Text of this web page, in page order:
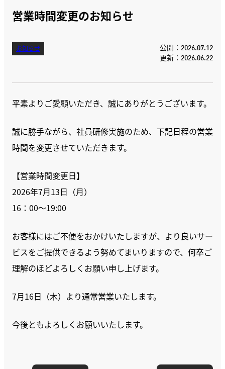
営業時間変更のお知らせ
お知らせ
公開：2026.07.12
更新：2026.06.22
平素よりご愛顧いただき、誠にありがとうございます。
誠に勝手ながら、社員研修実施のため、下記日程の営業
時間を変更させていただきます。
【営業時間変更日】
2026年7月13日（月）
16：00～19:00
お客様にはご不便をおかけいたしますが、より良いサー
ビスをご提供できるよう努めてまいりますので、何卒ご
理解のほどよろしくお願い申し上げます。
7月16日（木）より通常営業いたします。
今後ともよろしくお願いいたします。